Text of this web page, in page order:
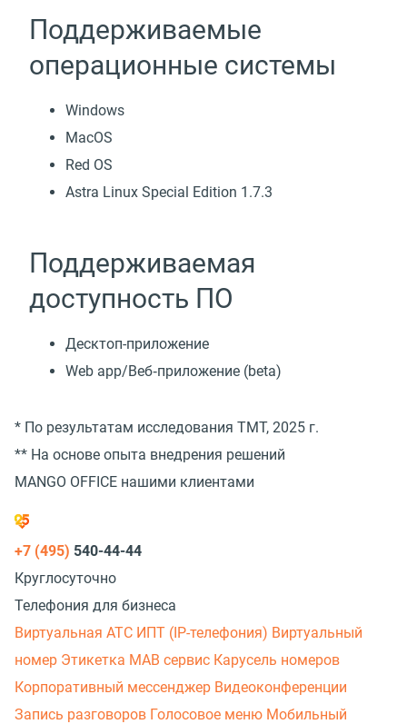
Поддерживаемые
операционные системы
Windows
MacOS
Red OS
Astra Linux Special Edition 1.7.3
Поддерживаемая
доступность ПО
Десктоп-приложение
Web app/Веб‑приложение (beta)
* По результатам исследования TMT, 2025 г.
** На основе опыта внедрения решений
MANGO OFFICE нашими клиентами
+7 (495) 540-44-44
Круглосуточно
Телефония для бизнеса
Виртуальная АТС ИПТ (IP-телефония) Виртуальный
номер Этикетка МАВ сервис Карусель номеров
Корпоративный мессенджер Видеоконференции
Запись разговоров Голосовое меню Мобильный